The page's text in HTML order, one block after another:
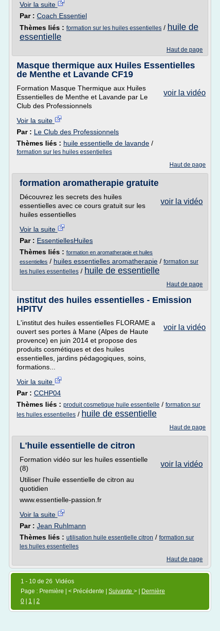
Voir la suite
Par : Coach Essentiel
Thèmes liés : formation sur les huiles essentielles / huile de
essentielle
Haut de page
Masque thermique aux Huiles Essentielles
de Menthe et Lavande CF19
voir la vidéo
Formation Masque Thermique aux Huiles
Essentielles de Menthe et Lavande par Le
Club des Professionnels
Voir la suite
Par : Le Club des Professionnels
Thèmes liés : huile essentielle de lavande /
formation sur les huiles essentielles
Haut de page
formation aromatherapie gratuite
voir la vidéo
Découvrez les secrets des huiles
essentielles avec ce cours gratuit sur les
huiles essentielles
Voir la suite
Par : EssentiellesHuiles
Thèmes liés : formation en aromatherapie et huiles
essentielles / huiles essentielles aromatherapie / formation sur
les huiles essentielles / huile de essentielle
Haut de page
institut des huiles essentielles - Emission
HPITV
voir la vidéo
L'institut des huiles essentielles FLORAME a
ouvert ses portes à Mane (Alpes de Haute
provence) en juin 2014 et propose des
produits cosmétiques et des huiles
essentielles, jardins pédagogiques, soins,
formations...
Voir la suite
Par : CCHP04
Thèmes liés : produit cosmetique huile essentielle / formation sur
les huiles essentielles / huile de essentielle
Haut de page
L'huile essentielle de citron
voir la vidéo
Formation vidéo sur les huiles essentielle
(8)
Utiliser l'huile essentielle de citron au
quotidien
www.essentielle-passion.fr
Voir la suite
Par : Jean Ruhlmann
Thèmes liés : utilisation huile essentielle citron / formation sur
les huiles essentielles
Haut de page
1 - 10 de 26 Vidéos
Page : Première | < Précédente | Suivante > |
Dernière
0
1 2